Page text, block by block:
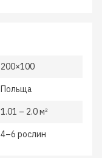
200×100
Польща
1.01 – 2.0 м²
4–6 рослин